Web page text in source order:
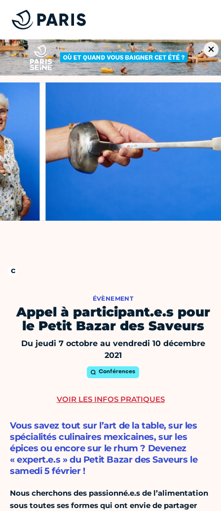
ÉVÈNEMENT
Appel à participant.e.s pour
le Petit Bazar des Saveurs
Du jeudi 7 octobre au vendredi 10 décembre
2021
Conférences
Vous savez tout sur l’art de la table, sur les
spécialités culinaires mexicaines, sur les
épices ou encore sur le rhum ? Devenez
« expert.e.s » du Petit Bazar des Saveurs le
samedi 5 février !
Nous cherchons des passionné.e.s de l’alimentation
sous toutes ses formes qui ont envie de partager
VOIR LES INFOS PRATIQUES